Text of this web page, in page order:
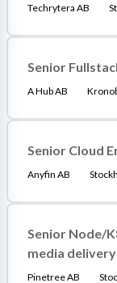
Techrytera AB
Senior
A Hub AB
Senior Cloud
Anyfin AB
Senior Node/
media delivery
Pinetree AB